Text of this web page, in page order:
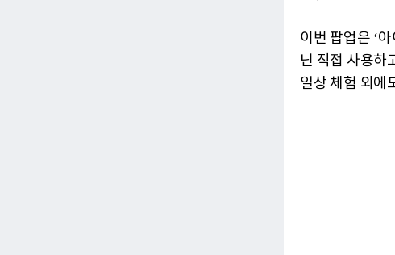
이번 팝업은 ‘
닌 직접 사용하
일상 체험 외에